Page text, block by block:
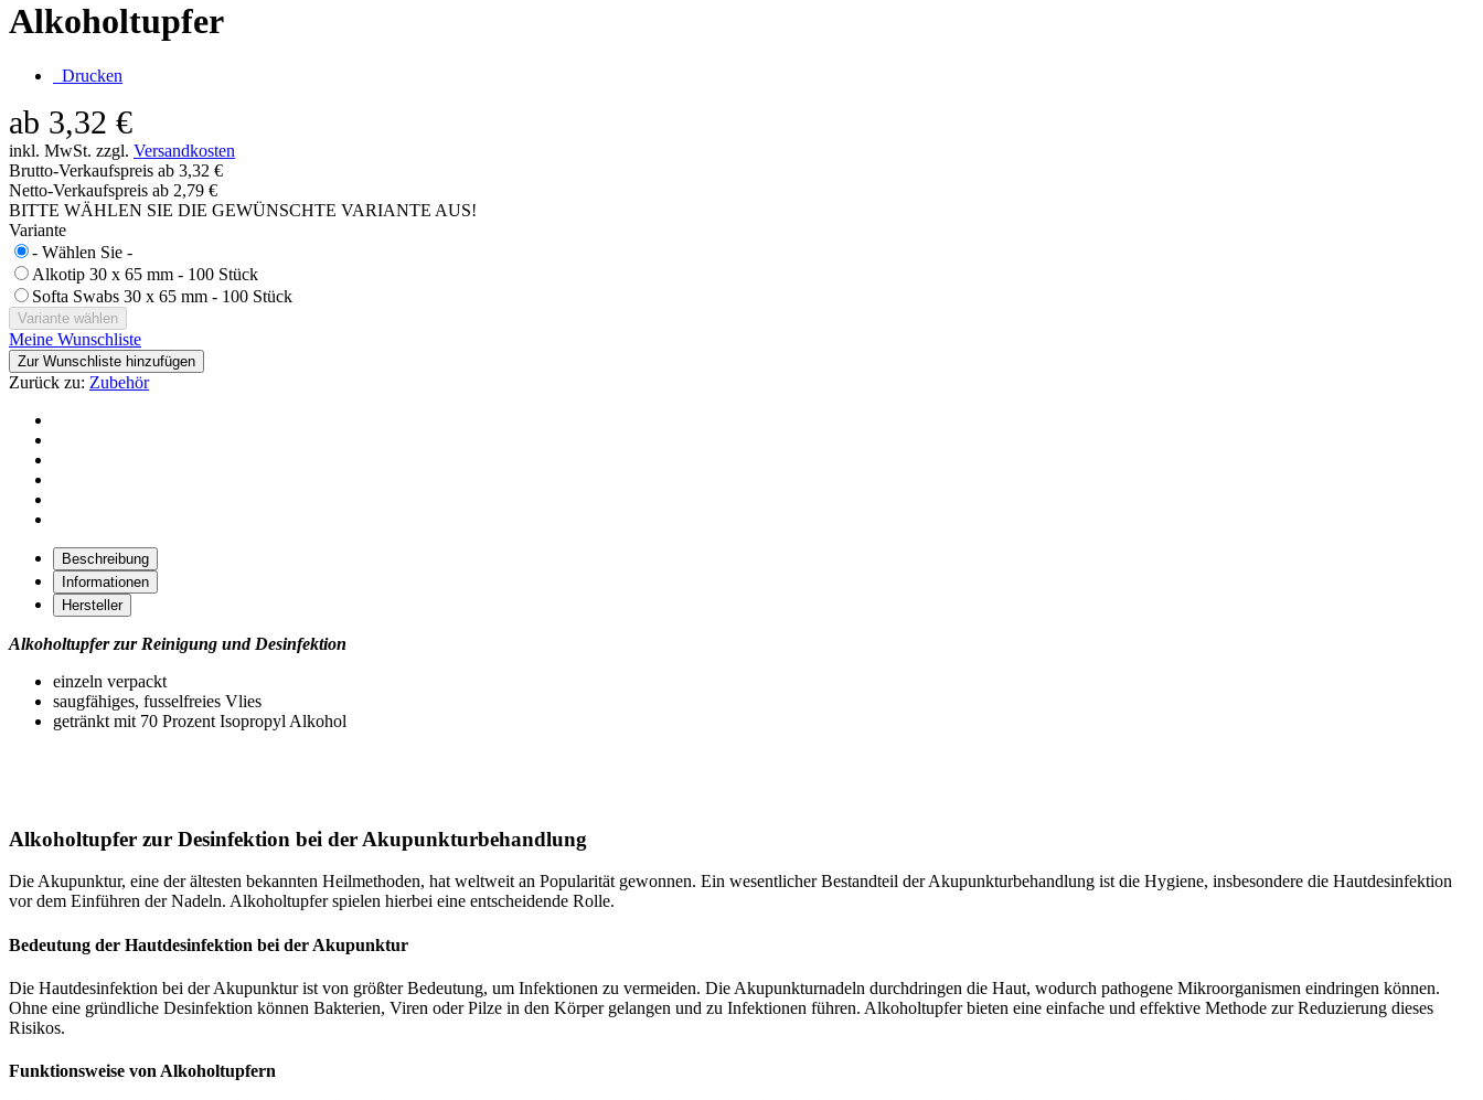
Alkoholtupfer
Drucken
ab 3,32 €
inkl. MwSt. zzgl. Versandkosten
Brutto-Verkaufspreis ab 3,32 €
Netto-Verkaufspreis ab 2,79 €
BITTE WÄHLEN SIE DIE GEWÜNSCHTE VARIANTE AUS!
Variante
- Wählen Sie -
Alkotip 30 x 65 mm - 100 Stück
Softa Swabs 30 x 65 mm - 100 Stück
Meine Wunschliste
Zur Wunschliste hinzufügen
Zurück zu: Zubehör
Beschreibung
Informationen
Hersteller
Alkoholtupfer zur Reinigung und Desinfektion
einzeln verpackt
saugfähiges, fusselfreies Vlies
getränkt mit 70 Prozent Isopropyl Alkohol
Alkoholtupfer zur Desinfektion bei der Akupunkturbehandlung
Die Akupunktur, eine der ältesten bekannten Heilmethoden, hat weltweit an Popularität gewonnen. Ein wesentlicher Bestandteil der Akupunkturbehandlung ist die Hygiene, insbesondere die Hautdesinfektion
vor dem Einführen der Nadeln. Alkoholtupfer spielen hierbei eine entscheidende Rolle.
Bedeutung der Hautdesinfektion bei der Akupunktur
Die Hautdesinfektion bei der Akupunktur ist von größter Bedeutung, um Infektionen zu vermeiden. Die Akupunkturnadeln durchdringen die Haut, wodurch pathogene Mikroorganismen eindringen können.
Ohne eine gründliche Desinfektion können Bakterien, Viren oder Pilze in den Körper gelangen und zu Infektionen führen. Alkoholtupfer bieten eine einfache und effektive Methode zur Reduzierung dieses
Risikos.
Funktionsweise von Alkoholtupfern